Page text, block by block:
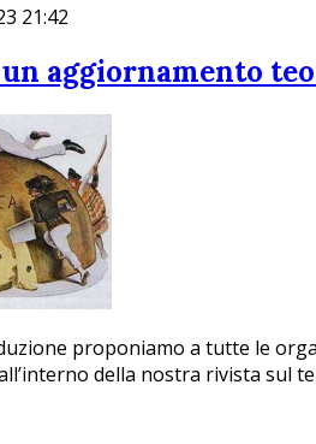
21:42
un aggiornamento
proponiamo a tutte le
della nostra rivista sul